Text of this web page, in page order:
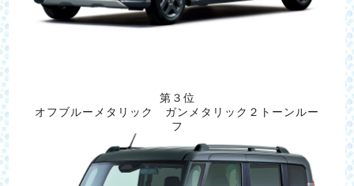
第３位
オフブルーメタリック ガンメタリック２トーンルー
フ